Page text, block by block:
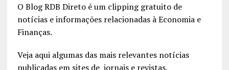
O Blog RDB Direto é um clipping gratuito de
notícias e informações relacionadas à Economia e
Finanças.
Veja aqui algumas das mais relevantes notícias
publicadas em sites de jornais e revistas.